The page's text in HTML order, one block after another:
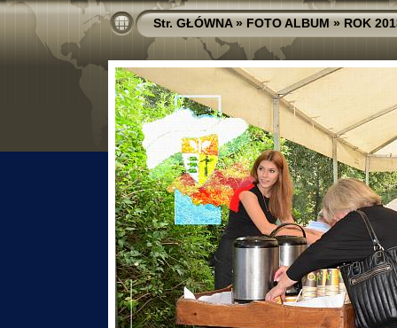
Str. GŁÓWNA»FOTO ALBUM»ROK